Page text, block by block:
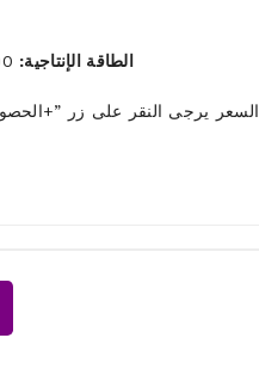
الطاقة الإنتاجية:
السعر يرجى النقر على زر